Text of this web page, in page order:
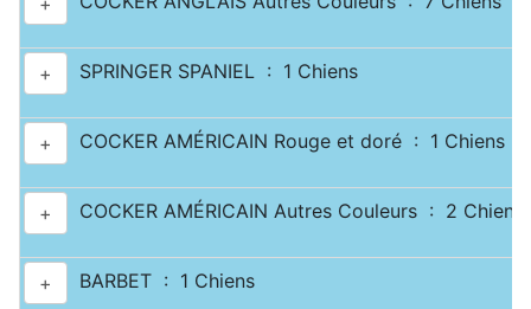
+ SPRINGER SPANIEL : 1 Chiens
+ COCKER AMÉRICAIN Rouge et doré : 1 Chiens
+ COCKER AMÉRICAIN Autres Couleurs : 2 Chiens
+ BARBET : 1 Chiens